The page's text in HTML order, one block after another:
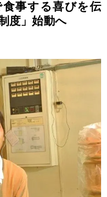
事する喜びを伝
度」始動へ